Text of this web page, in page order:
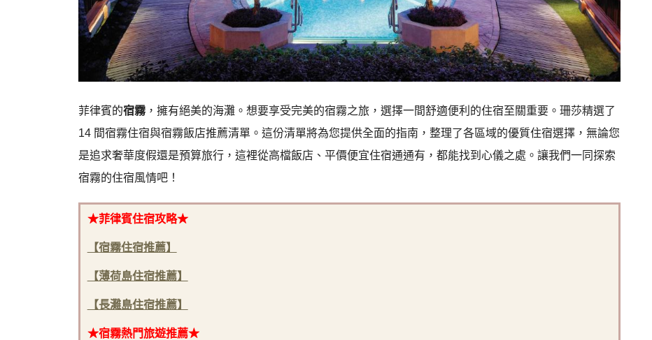
菲律賓的宿霧，擁有絕美的海灘。想要享受完美的宿霧之旅，選擇一間舒適便利的住宿至關重要。珊莎精選了
14 間宿霧住宿與宿霧飯店推薦清單。這份清單將為您提供全面的指南，整理了各區域的優質住宿選擇，無論您
是追求奢華度假還是預算旅行，這裡從高檔飯店、平價便宜住宿通通有，都能找到心儀之處。讓我們一同探索
宿霧的住宿風情吧！
★菲律賓住宿攻略★
【宿霧住宿推薦】
【薄荷島住宿推薦】
【長灘島住宿推薦】
★宿霧熱門旅遊推薦★